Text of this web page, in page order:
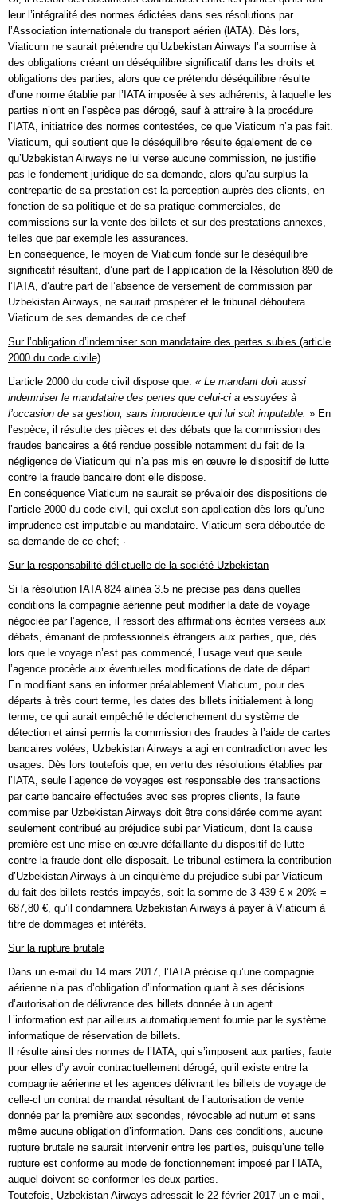
leur l’intégralité des normes édictées dans ses résolutions par
l’Association internationale du transport aérien (lATA). Dès lors,
Viaticum ne saurait prétendre qu’Uzbekistan Airways l’a soumise à
des obligations créant un déséquilibre significatif dans les droits et
obligations des parties, alors que ce prétendu déséquilibre résulte
d’une norme établie par l’IATA imposée à ses adhérents, à laquelle les
parties n’ont en l’espèce pas dérogé, sauf à attraire à la procédure
l’IATA, initiatrice des normes contestées, ce que Viaticum n’a pas fait.
Viaticum, qui soutient que le déséquilibre résulte également de ce
qu’Uzbekistan Airways ne lui verse aucune commission, ne justifie
pas le fondement juridique de sa demande, alors qu’au surplus la
contrepartie de sa prestation est la perception auprès des clients, en
fonction de sa politique et de sa pratique commerciales, de
commissions sur la vente des billets et sur des prestations annexes,
telles que par exemple les assurances.
En conséquence, le moyen de Viaticum fondé sur le déséquilibre
significatif résultant, d’une part de l’application de la Résolution 890 de
l’IATA, d’autre part de l’absence de versement de commission par
Uzbekistan Airways, ne saurait prospérer et le tribunal déboutera
Viaticum de ses demandes de ce chef.
Sur l’obligation d’indemniser son mandataire des pertes subies (article
2000 du code civile)
L’article 2000 du code civil dispose que: « Le mandant doit aussi
indemniser le mandataire des pertes que celui-ci a essuyées à
l’occasion de sa gestion, sans imprudence qui lui soit imputable. » En
l’espèce, il résulte des pièces et des débats que la commission des
fraudes bancaires a été rendue possible notamment du fait de la
négligence de Viaticum qui n’a pas mis en œuvre le dispositif de lutte
contre la fraude bancaire dont elle dispose.
En conséquence Viaticum ne saurait se prévaloir des dispositions de
l’article 2000 du code civil, qui exclut son application dès lors qu’une
imprudence est imputable au mandataire. Viaticum sera déboutée de
sa demande de ce chef; ·
Sur la responsabilité délictuelle de la société Uzbekistan
Si la résolution IATA 824 alinéa 3.5 ne précise pas dans quelles
conditions la compagnie aérienne peut modifier la date de voyage
négociée par l’agence, il ressort des affirmations écrites versées aux
débats, émanant de professionnels étrangers aux parties, que, dès
lors que le voyage n’est pas commencé, l’usage veut que seule
l’agence procède aux éventuelles modifications de date de départ.
En modifiant sans en informer préalablement Viaticum, pour des
départs à très court terme, les dates des billets initialement à long
terme, ce qui aurait empêché le déclenchement du système de
détection et ainsi permis la commission des fraudes à l’aide de cartes
bancaires volées, Uzbekistan Airways a agi en contradiction avec les
usages. Dès lors toutefois que, en vertu des résolutions établies par
l’IATA, seule l’agence de voyages est responsable des transactions
par carte bancaire effectuées avec ses propres clients, la faute
commise par Uzbekistan Airways doit être considérée comme ayant
seulement contribué au préjudice subi par Viaticum, dont la cause
première est une mise en œuvre défaillante du dispositif de lutte
contre la fraude dont elle disposait. Le tribunal estimera la contribution
d’Uzbekistan Airways à un cinquième du préjudice subi par Viaticum
du fait des billets restés impayés, soit la somme de 3 439 € x 20% =
687,80 €, qu’il condamnera Uzbekistan Airways à payer à Viaticum à
titre de dommages et intérêts.
Sur la rupture brutale
Dans un e-mail du 14 mars 2017, l’IATA précise qu’une compagnie
aérienne n’a pas d’obligation d’information quant à ses décisions
d’autorisation de délivrance des billets donnée à un agent
L’information est par ailleurs automatiquement fournie par le système
informatique de réservation de billets.
Il résulte ainsi des normes de l’IATA, qui s’imposent aux parties, faute
pour elles d’y avoir contractuellement dérogé, qu’il existe entre la
compagnie aérienne et les agences délivrant les billets de voyage de
celle-cl un contrat de mandat résultant de l’autorisation de vente
donnée par la première aux secondes, révocable ad nutum et sans
même aucune obligation d’information. Dans ces conditions, aucune
rupture brutale ne saurait intervenir entre les parties, puisqu’une telle
rupture est conforme au mode de fonctionnement imposé par l’IATA,
auquel doivent se conformer les deux parties.
Toutefois, Uzbekistan Airways adressait le 22 février 2017 un e mail,